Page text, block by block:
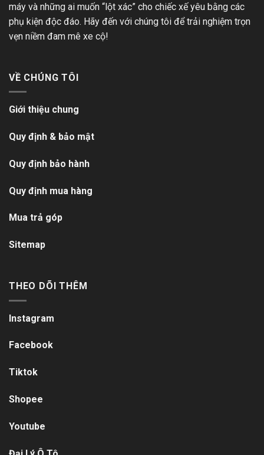
máy và những ai muốn “lột xác” cho chiếc xế yêu bằng các
phụ kiện độc đáo. Hãy đến với chúng tôi để trải nghiệm trọn
vẹn niềm đam mê xe cộ!
VỀ CHÚNG TÔI
Giới thiệu chung
Quy định & bảo mật
Quy định bảo hành
Quy định mua hàng
Mua trả góp
Sitemap
THEO DÕI THÊM
Instagram
Facebook
Tiktok
Shopee
Youtube